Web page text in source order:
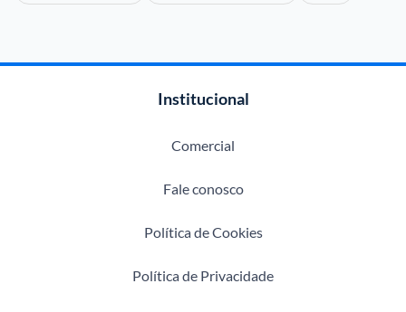
Institucional
Comercial
Fale conosco
Política de Cookies
Política de Privacidade